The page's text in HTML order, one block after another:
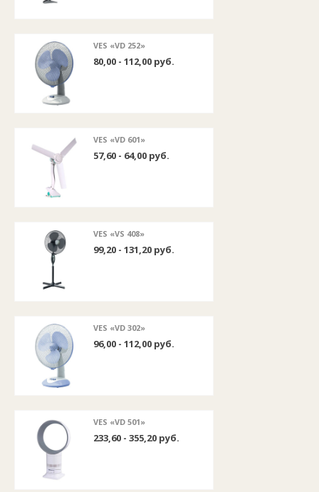
VES «VD 252»
80,00 - 112,00 руб.
VES «VD 601»
57,60 - 64,00 руб.
VES «VS 408»
99,20 - 131,20 руб.
VES «VD 302»
96,00 - 112,00 руб.
VES «VD 501»
233,60 - 355,20 руб.